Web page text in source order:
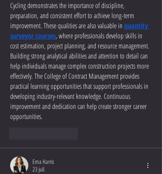
Cycling demonstrates the importance of discipline,
preparation, and consistent effort to achieve long-term
improvement. These qualities are also valuable in quantity
surveyor courses, where professionals develop skills in
cost estimation, project planning, and resource management.
Building strong analytical abilities and attention to detail can
help individuals manage complex construction projects more
effectively. The College of Contract Management provides
practical learning opportunities that support professionals in
developing industry-relevant knowledge. Continuous
improvement and dedication can help create stronger career
opportunities.
Ema Harris
23 juil.